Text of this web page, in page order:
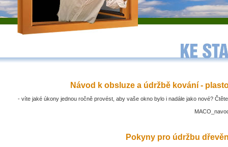
Návod k obsluze a údržbě kování -
- víte jaké úkony jednou ročně provést, aby vaše okno bylo i nadále jako nové?
Pokyny pro údržbu